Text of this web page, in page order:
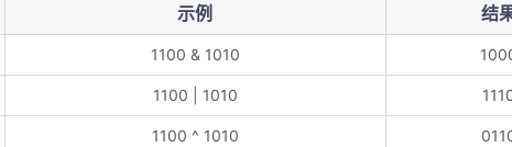
示例 结
1100 & 1010
1100 | 1010
1100 ^ 1010